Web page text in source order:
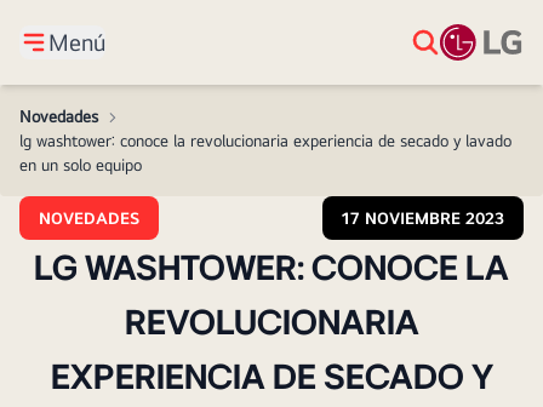
Menú
Novedades
>
lg washtower: conoce la revolucionaria experiencia de secado y lavado
en un solo equipo
NOVEDADES 17 NOVIEMBRE 2023
LG WASHTOWER: CONOCE LA
REVOLUCIONARIA
EXPERIENCIA DE SECADO Y